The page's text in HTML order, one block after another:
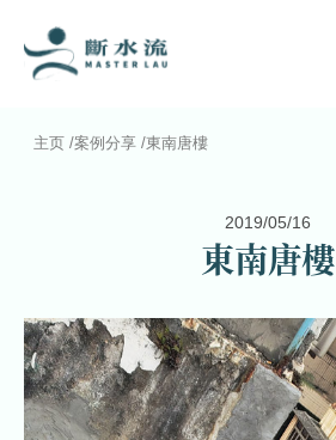
主页 /案例分享 /東南唐樓
2019/05/16
東南唐樓